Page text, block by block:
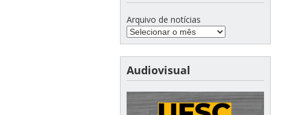
Arquivo de notícias
Audiovisual